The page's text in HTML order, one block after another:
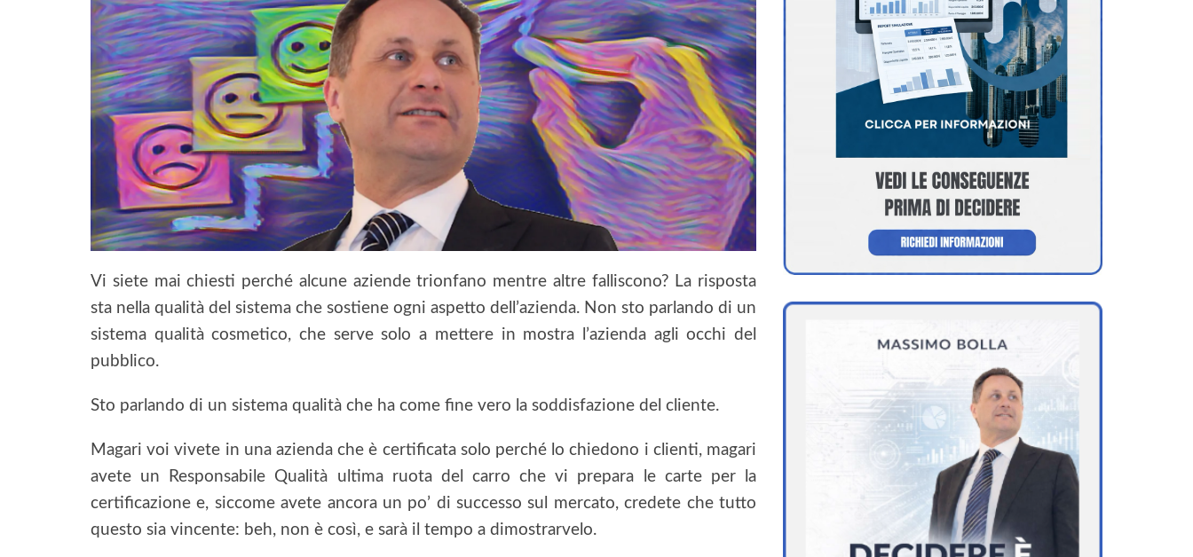
Vi siete mai chiesti perché alcune aziende trionfano mentre altre falliscono? La risposta
sta nella qualità del sistema che sostiene ogni aspetto dell’azienda. Non sto parlando di un
sistema qualità cosmetico, che serve solo a mettere in mostra l’azienda agli occhi del
pubblico.
Sto parlando di un sistema qualità che ha come fine vero la soddisfazione del cliente.
Magari voi vivete in una azienda che è certificata solo perché lo chiedono i clienti, magari
avete un Responsabile Qualità ultima ruota del carro che vi prepara le carte per la
certificazione e, siccome avete ancora un po’ di successo sul mercato, credete che tutto
questo sia vincente: beh, non è così, e sarà il tempo a dimostrarvelo.